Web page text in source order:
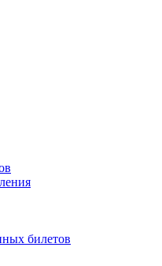
билетов